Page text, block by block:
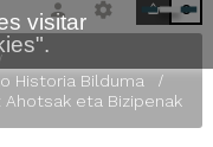
0
Historia Bilduma
Ahotsak eta Bizipenak
visitar
".